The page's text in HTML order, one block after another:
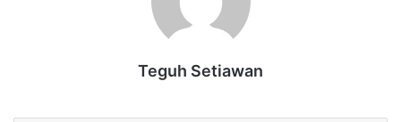
Teguh Setiawan